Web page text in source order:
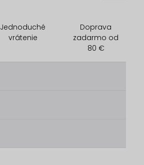
Jednoduché
vrátenie
Doprava
zadarmo od
80 €